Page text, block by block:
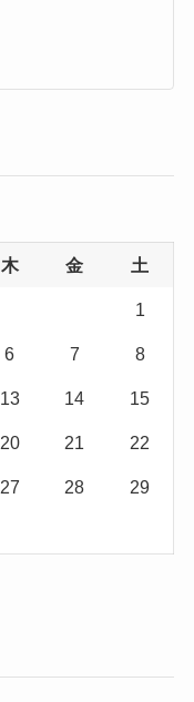
木 金 土
1
6 7 8
13 14 15
20 21 22
27 28 29